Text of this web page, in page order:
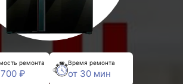
ремонта
₽
Время ремонта
от 30 мин